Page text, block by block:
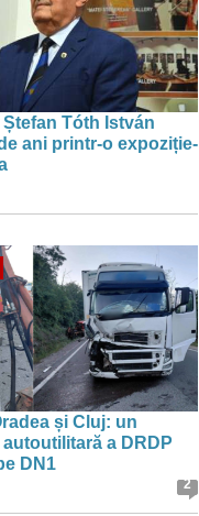
Tóth István
ani printr-o expoziție-
și Cluj: un
a DRDP
DN1
2